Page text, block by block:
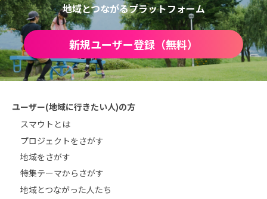
地域とつながるプラットフォーム
新規ユーザー登録（無料）
ユーザー(地域に行きたい人)の方
スマウトとは
プロジェクトをさがす
地域をさがす
特集テーマからさがす
地域とつながった人たち